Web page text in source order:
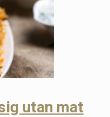
utan mat